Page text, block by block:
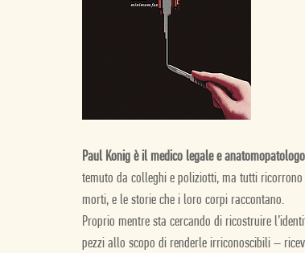
Paul Konig è il medico legale e
temuto da colleghi e poliziotti, ma tutti
morti, e le storie che i loro corpi raccontano.
Proprio mentre sta cercando di ricostruire
pezzi allo scopo di renderle irriconoscibili –